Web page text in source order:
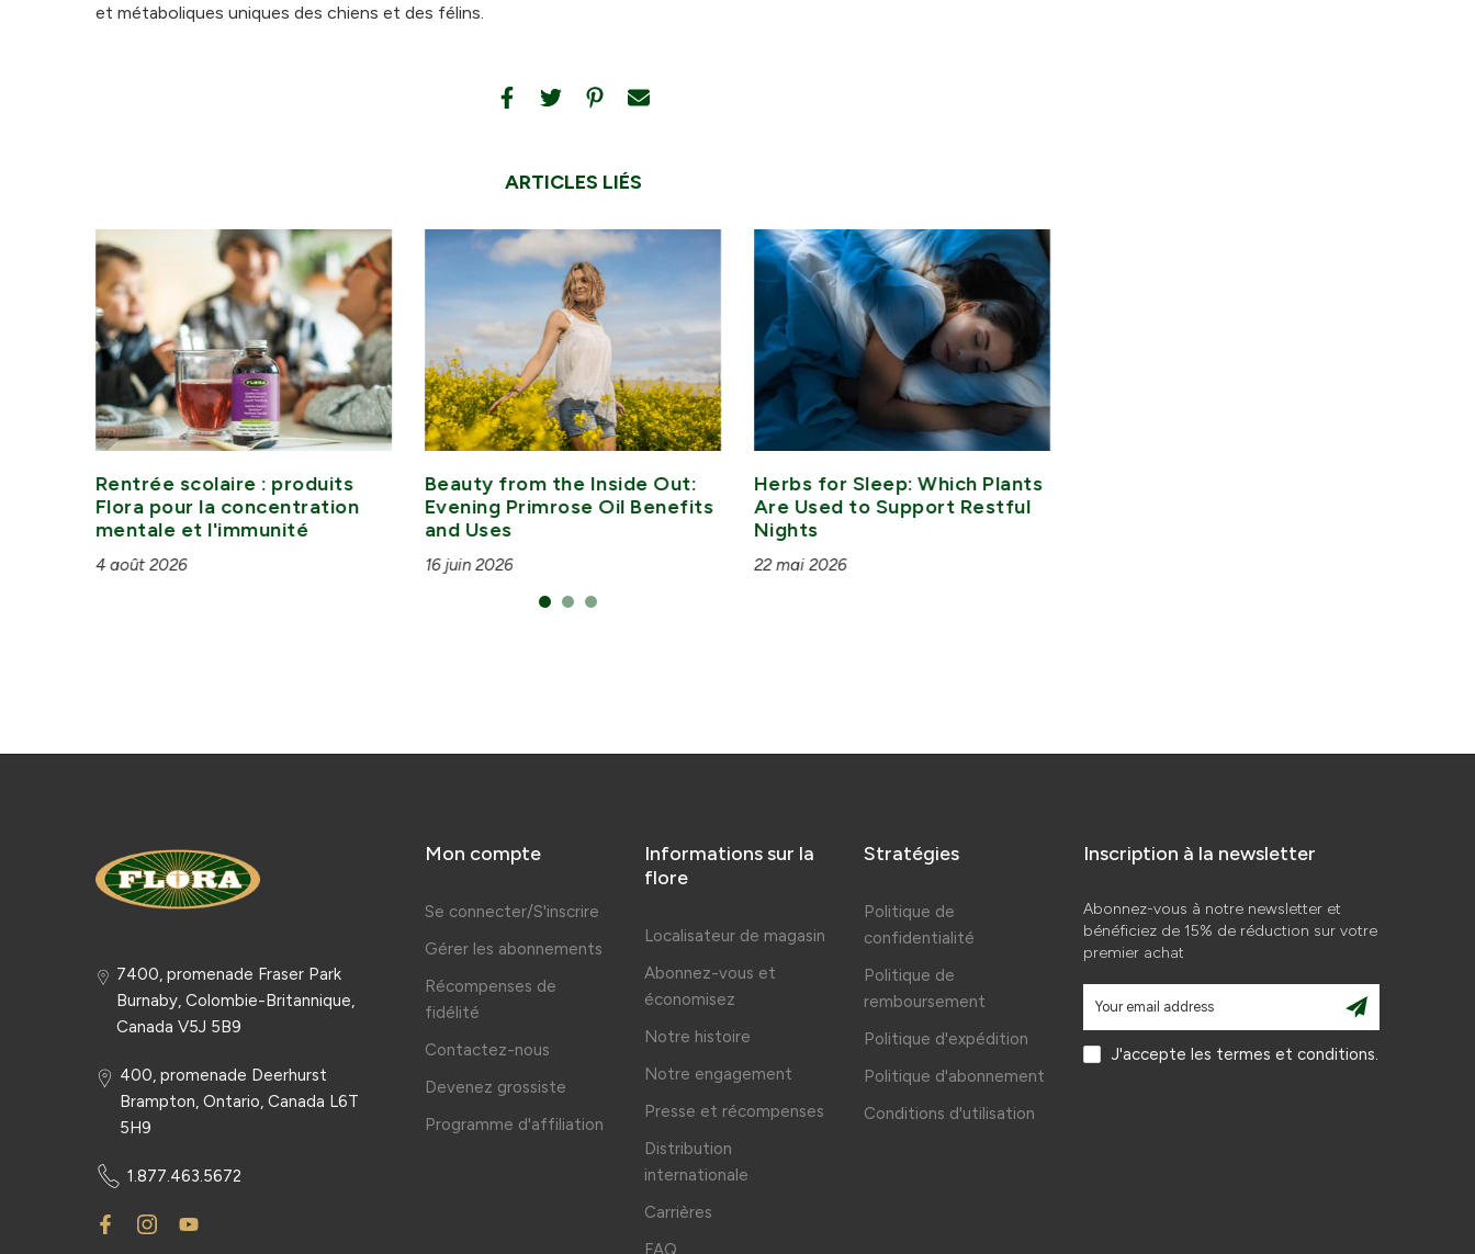
et métaboliques uniques des chiens et des félins.
ARTICLES LIÉS
Rentrée scolaire : produits
Flora pour la concentration
mentale et l'immunité
4 août 2026
Beauty from the Inside Out:
Evening Primrose Oil Benefits
and Uses
16 juin 2026
Herbs for Sleep: Which Plants
Are Used to Support Restful
Nights
22 mai 2026
7400, promenade Fraser Park
Burnaby, Colombie-Britannique,
Canada V5J 5B9
400, promenade Deerhurst
Brampton, Ontario, Canada L6T
5H9
1.877.463.5672
Mon compte
Se connecter/S'inscrire
Gérer les abonnements
Récompenses de
fidélité
Contactez-nous
Devenez grossiste
Programme d'affiliation
Informations sur la
flore
Localisateur de magasin
Abonnez-vous et
économisez
Notre histoire
Notre engagement
Presse et récompenses
Distribution
internationale
Carrières
FAQ
Stratégies
Politique de
confidentialité
Politique de
remboursement
Politique d'expédition
Politique d'abonnement
Conditions d'utilisation
Inscription à la newsletter
Abonnez-vous à notre newsletter et
bénéficiez de 15% de réduction sur votre
premier achat
J'accepte les termes et conditions.